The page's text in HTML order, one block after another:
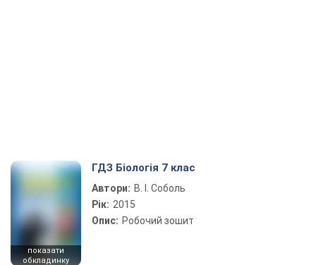
показати
обкладинку
ГДЗ Біологія 7 клас
Автори: В. І. Соболь
Рік: 2015
Опис: Робочий зошит